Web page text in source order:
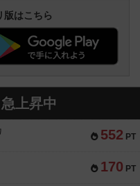
版はこちら
上昇中
552 PT
170 PT